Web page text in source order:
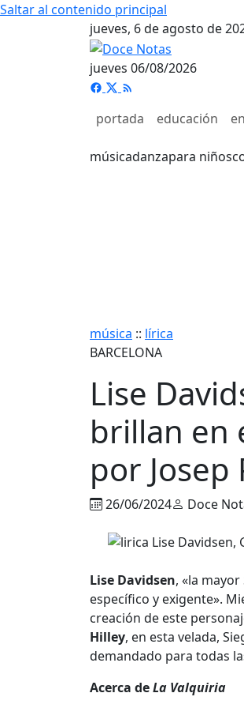
Saltar al contenido principal
jueves, 6 de agosto de
jueves 06/08/2026
portada educación
músicadanzapara niños
música :: lírica
BARCELONA
Lise
brillan en
por Josep
26/06/2024 Doce
Lise Davidsen, «la
específico y exigente».
creación de este
Hilley, en esta velada,
demandado para todas
Acerca deLa Valquiria